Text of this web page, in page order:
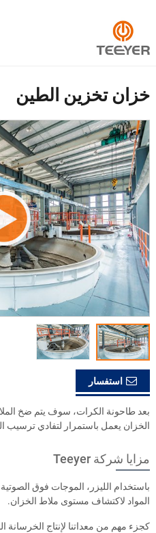
خزان تخزين الطين
استفسار
بعد طاحونة الكرات، سوف يتم ضخ
الخزان يعمل باستمرار لتفادي ترسيب
مزايا شركة Teeyer
باستخدام الليزر، الموجات فوق
المواد لاكتشاف مستوى ملاط الخزان.
كجزء مهم من معداتنا لإنتاج الخرسانة